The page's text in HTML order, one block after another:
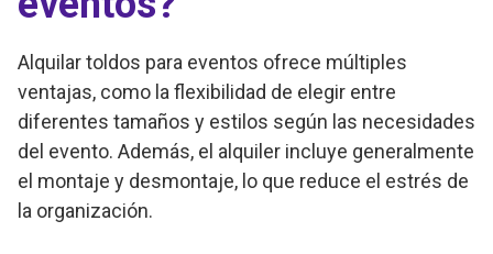
Alquilar toldos para eventos ofrece múltiples
ventajas, como la flexibilidad de elegir entre
diferentes tamaños y estilos según las necesidades
del evento. Además, el alquiler incluye generalmente
el montaje y desmontaje, lo que reduce el estrés de
la organización.